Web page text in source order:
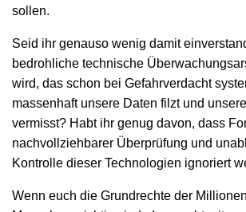
sollen.
Seid ihr genauso wenig damit
bedrohliche technische
wird, das schon bei Gefahrverdacht
massenhaft unsere Daten filzt und
vermisst? Habt ihr genug davon, dass
nachvollziehbarer Überprüfung und
Kontrolle dieser Technologien ignoriert
Wenn euch die Grundrechte der